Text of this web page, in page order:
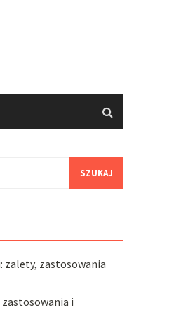
zalety, zastosowania
zastosowania i